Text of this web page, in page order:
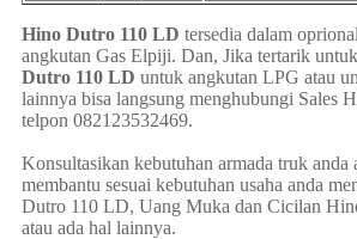
Hino Dutro 110 LD tersedia dalam
angkutan Gas Elpiji. Dan, Jika tertarik
Dutro 110 LD untuk angkutan LPG atau
lainnya bisa langsung menghubungi Sales
telpon 082123532469.
Konsultasikan kebutuhan armada truk anda
membantu sesuai kebutuhan usaha anda
Dutro 110 LD, Uang Muka dan Cicilan
atau ada hal lainnya.